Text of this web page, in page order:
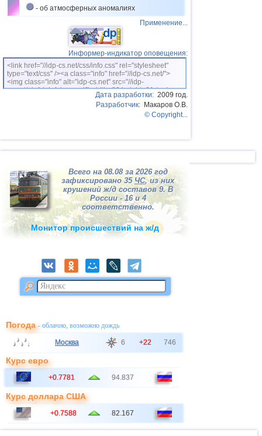
- об атмосферных аномалиях
Применение...
Информер-индикатор оповещения:
<link href="//idp-cs.net/css/info.css" rel="stylesheet"
type="text/css" /><a class="info" href="//idp-cs.net/">
<img class="info" alt="idp-cs.net" src="//idp-
cs.net/pix/idpinfok_sm.gif" width=88 height=31 /></a>
Дата разработки: 2009 год.
Разработчик: Макаров О.В.
© Copyright...
Всего на 08.08 за 2026 год
зафиксировано 35ЧС, из них
крушений ж/д составов 9. В
России - 16 и 4
соответственно.
Монитор происшествий на ж/д
Погода- облачно, возможно дождь
Москва 6 +22 746
Курс евро
+0.7781 94.837
Курс доллара США
+0.7588 82.167